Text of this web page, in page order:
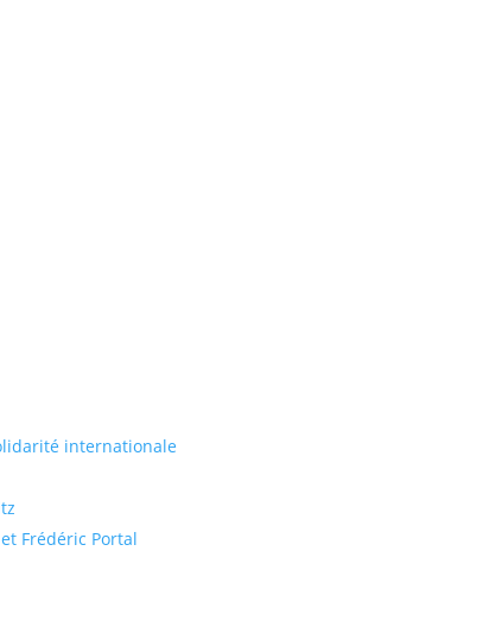
internationale
Frédéric Portal